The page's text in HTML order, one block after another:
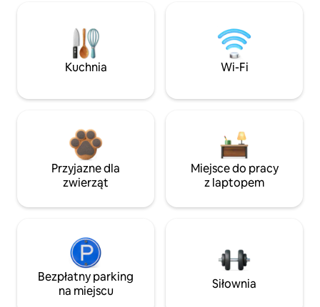
Kuchnia Wi-Fi
Przyjazne dla
zwierząt
Miejsce do pracy
z laptopem
Bezpłatny parking
na miejscu
Siłownia